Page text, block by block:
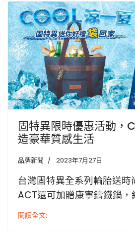
固特異限時優惠活動，
造豪華質感生活
品牌新聞 2023年7月27日
台灣固特異全系列輪胎送時
ACT還可加贈康寧鑄鐵鍋，
閱讀全文: